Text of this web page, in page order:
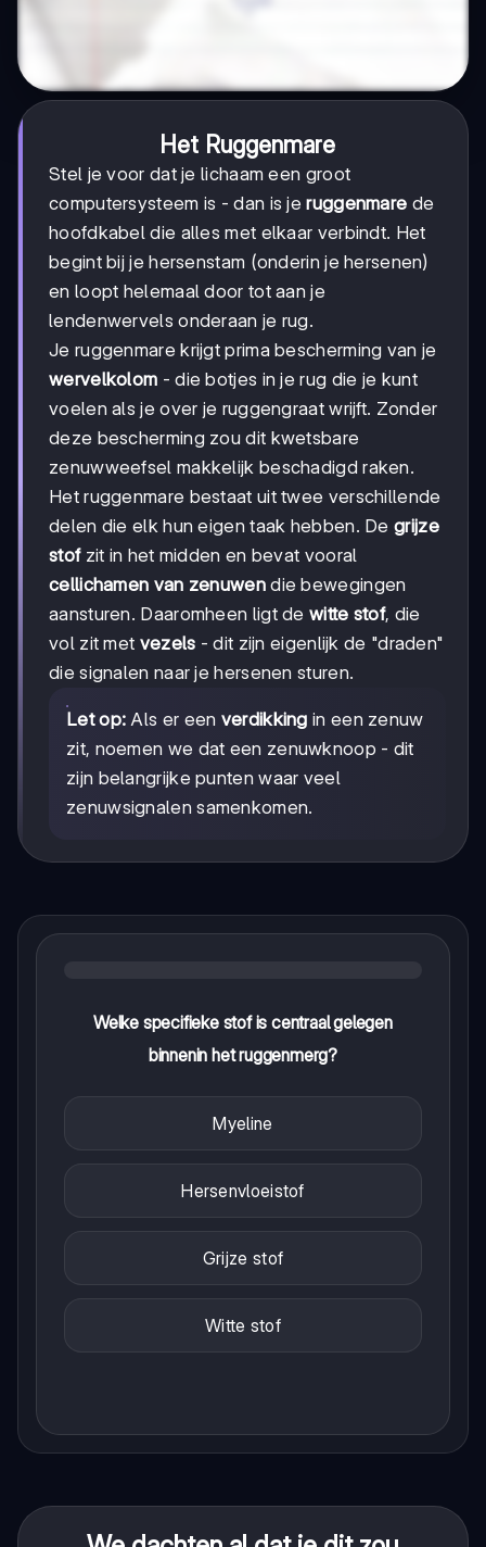
Het Ruggenmare
Stel je voor dat je lichaam een groot
computersysteem is - dan is jeruggenmare de
hoofdkabel die alles met elkaar verbindt. Het
begint bij je hersenstam (onderin je hersenen)
en loopt helemaal door tot aan je
lendenwervels onderaan je rug.
Je ruggenmare krijgt prima bescherming van je
wervelkolom - die botjes in je rug die je kunt
voelen als je over je ruggengraat wrijft. Zonder
deze bescherming zou dit kwetsbare
zenuwweefsel makkelijk beschadigd raken.
Het ruggenmare bestaat uit twee verschillende
delen die elk hun eigen taak hebben. De grijze
stofzit in het midden en bevat vooral
cellichamen van zenuwendie bewegingen
aansturen. Daaromheen ligt dewitte stof, die
vol zit met vezels - dit zijn eigenlijk de "draden"
die signalen naar je hersenen sturen.
Let op: Als er een verdikking in een zenuw
zit, noemen we dat een zenuwknoop - dit
zijn belangrijke punten waar veel
zenuwsignalen samenkomen.
Welke specifieke stof is centraal gelegen
binnenin het ruggenmerg?
Myeline
Hersenvloeistof
Grijze stof
Witte stof